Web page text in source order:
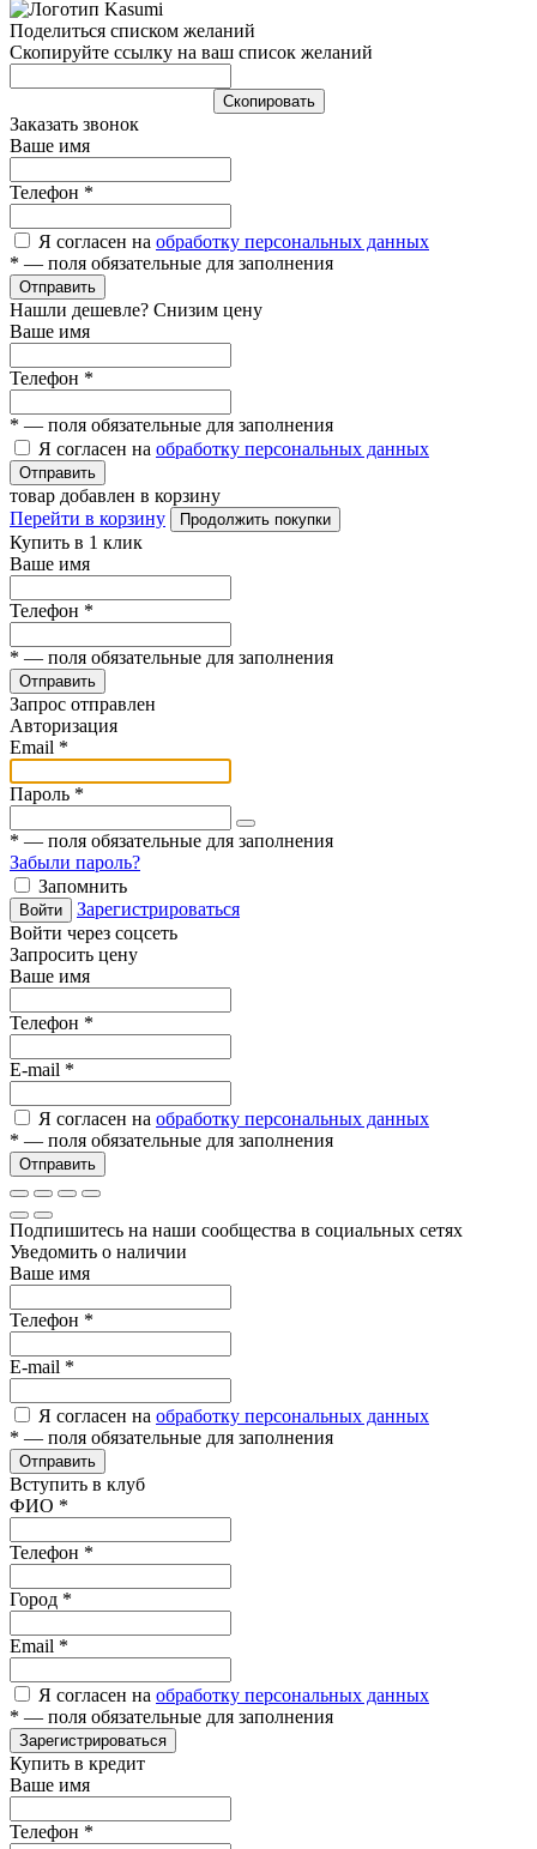
Поделиться списком желаний
Скопируйте ссылку на ваш список желаний
Cкопировать
Заказать звонок
Ваше имя
Телефон *
Я согласен на обработку персональных данных
* — поля обязательные для заполнения
Отправить
Нашли дешевле? Снизим цену
Ваше имя
Телефон *
* — поля обязательные для заполнения
Я согласен на обработку персональных данных
Отправить
товар добавлен в корзину
Перейти в корзину
Продолжить покупки
Купить в 1 клик
Ваше имя
Телефон *
* — поля обязательные для заполнения
Отправить
Запрос отправлен
Авторизация
Email *
Пароль *
* — поля обязательные для заполнения
Забыли пароль?
Запомнить
Войти
Зарегистрироваться
Войти через соцсеть
Запросить цену
Ваше имя
Телефон *
E-mail *
Я согласен на обработку персональных данных
* — поля обязательные для заполнения
Отправить
Подпишитесь на наши сообщества в социальных сетях
Уведомить о наличии
Ваше имя
Телефон *
E-mail *
Я согласен на обработку персональных данных
* — поля обязательные для заполнения
Отправить
Вступить в клуб
ФИО *
Телефон *
Город *
Email *
Я согласен на обработку персональных данных
* — поля обязательные для заполнения
Зарегистрироваться
Купить в кредит
Ваше имя
Телефон *